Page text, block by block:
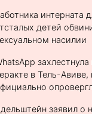
интерната
детей
насилии
в Тель-Авиве,
заявил о